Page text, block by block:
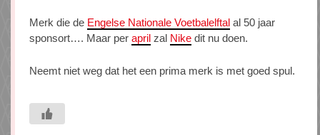
Merk die de Engelse Nationale Voetbalelftal al 50 jaar
sponsort…. Maar per april zal Nike dit nu doen.
Neemt niet weg dat het een prima merk is met goed spul.